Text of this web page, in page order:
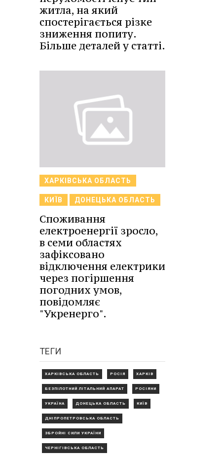
житла, на який
спостерігається різке
зниження попиту.
Більше деталей у статті.
ХАРКІВСЬКА ОБЛАСТЬ
КИЇВ ДОНЕЦЬКА ОБЛАСТЬ
Споживання
електроенергії зросло,
в семи областях
зафіксовано
відключення електрики
через погіршення
погодних умов,
повідомляє
"Укренерго".
ТЕГИ
ХАРКІВСЬКА ОБЛАСТЬ РОСІЯ ХАРКІВ
БЕЗПІЛОТНИЙ ЛІТАЛЬНИЙ АПАРАТ РОСІЯНИ
УКРАЇНА ДОНЕЦЬКА ОБЛАСТЬ КИЇВ
ДНІПРОПЕТРОВСЬКА ОБЛАСТЬ
ЗБРОЙНІ СИЛИ УКРАЇНИ
ЧЕРНІГІВСЬКА ОБЛАСТЬ